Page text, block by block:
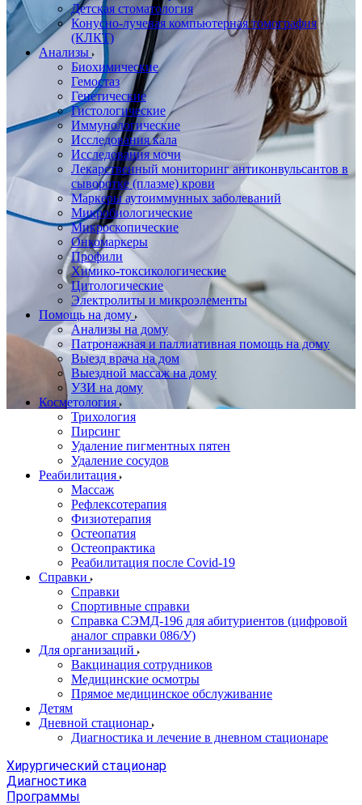
Детская стоматология
Конусно-лучевая компьютерная томография
(КЛКТ)
Анализы
Биохимические
Гемостаз
Генетические
Гистологические
Иммунологические
Исследования кала
Исследования мочи
Лекарственный мониторинг антиконвульсантов в
сыворотке (плазме) крови
Маркеры аутоиммунных заболеваний
Микробиологические
Микроскопические
Онкомаркеры
Профили
Химико-токсикологические
Цитологические
Электролиты и микроэлементы
Помощь на дому
Анализы на дому
Патронажная и паллиативная помощь на дому
Выезд врача на дом
Выездной массаж на дому
УЗИ на дому
Косметология
Трихология
Пирсинг
Удаление пигментных пятен
Удаление сосудов
Реабилитация
Массаж
Рефлексотерапия
Физиотерапия
Остеопатия
Остеопрактика
Реабилитация после Covid-19
Справки
Справки
Спортивные справки
Справка СЭМД‑196 для абитуриентов (цифровой
аналог справки 086/У)
Для организаций
Вакцинация сотрудников
Медицинские осмотры
Прямое медицинское обслуживание
Детям
Дневной стационар
Диагностика и лечение в дневном стационаре
Хирургический стационар
Диагностика
Программы